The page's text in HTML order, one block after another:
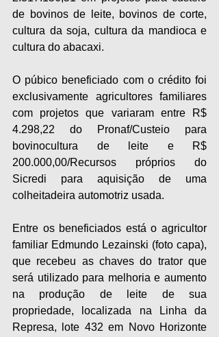
de bovinos de leite, bovinos de corte,
cultura da soja, cultura da mandioca e
cultura do abacaxi.
O púbico beneficiado com o crédito foi
exclusivamente agricultores familiares
com projetos que variaram entre R$
4.298,22 do Pronaf/Custeio para
bovinocultura de leite e R$
200.000,00/Recursos próprios do
Sicredi para aquisição de uma
colheitadeira automotriz usada.
Entre os beneficiados está o agricultor
familiar Edmundo Lezainski (foto capa),
que recebeu as chaves do trator que
será utilizado para melhoria e aumento
na produção de leite de sua
propriedade, localizada na Linha da
Represa, lote 432 em Novo Horizonte